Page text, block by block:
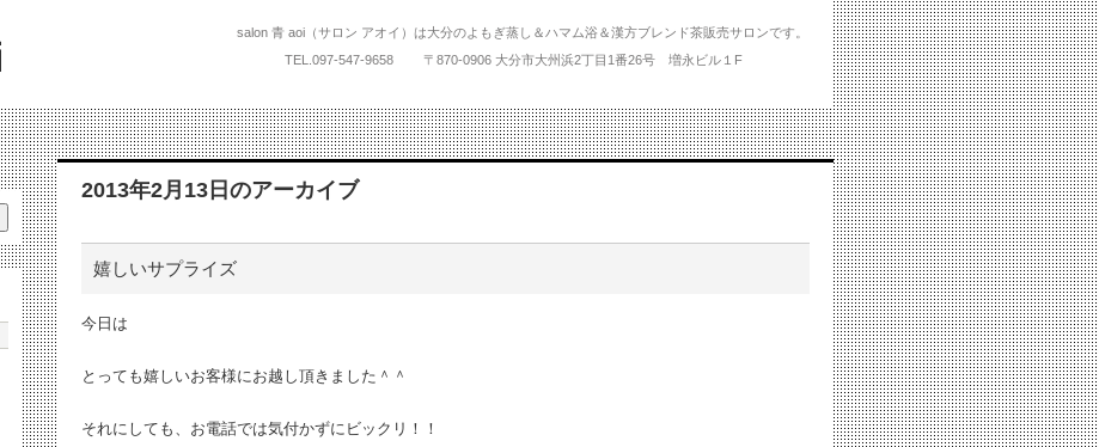
salon 青 aoi（サロン アオイ）は大分のよもぎ蒸し＆ハマム浴＆漢方ブレンド茶販売サロンです。
TEL. 097-547-9658 〒870-0906 大分市大州浜2丁目1番26号 増永ビル１F
2013年2月13日 のアーカイブ
嬉しいサプライズ
今日は
とっても嬉しいお客様にお越し頂きました＾＾
それにしても、お電話では気付かずにビックリ！！